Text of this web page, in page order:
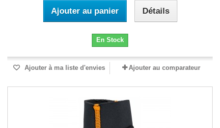
Ajouter au panier Détails
En Stock
Ajouter à ma liste d'envies Ajouter au comparateur